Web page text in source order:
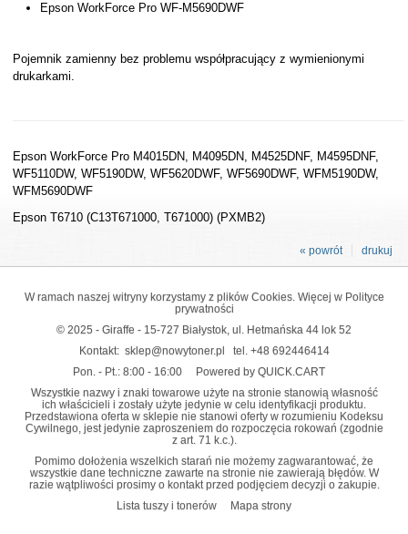
Epson WorkForce Pro WF-M5690DWF
Pojemnik zamienny bez problemu współpracujący z wymienionymi
drukarkami.
Epson WorkForce Pro M4015DN, M4095DN, M4525DNF, M4595DNF,
WF5110DW, WF5190DW, WF5620DWF, WF5690DWF, WFM5190DW,
WFM5690DWF
Epson T6710 (C13T671000, T671000) (PXMB2)
drukuj
« powrót
W ramach naszej witryny korzystamy z plików Cookies. Więcej w Polityce
prywatności
© 2025 - Giraffe - 15-727 Białystok, ul. Hetmańska 44 lok 52
Kontakt: sklep@nowytoner.pl tel. +48 692446414
Pon. - Pt.: 8:00 - 16:00
Powered by QUICK.CART
Wszystkie nazwy i znaki towarowe użyte na stronie stanowią własność
ich właścicieli i zostały użyte jedynie w celu identyfikacji produktu.
Przedstawiona oferta w sklepie nie stanowi oferty w rozumieniu Kodeksu
Cywilnego, jest jedynie zaproszeniem do rozpoczęcia rokowań (zgodnie
z art. 71 k.c.).
Pomimo dołożenia wszelkich starań nie możemy zagwarantować, że
wszystkie dane techniczne zawarte na stronie nie zawierają błędów. W
razie wątpliwości prosimy o kontakt przed podjęciem decyzji o zakupie.
Lista tuszy i tonerów
Mapa strony